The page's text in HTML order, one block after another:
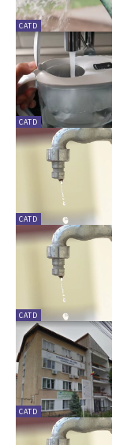
CATD
CATD
CATD
CATD
CATD